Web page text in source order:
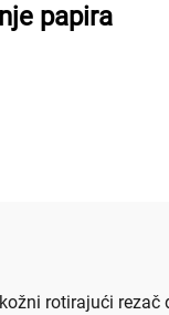
papira
rotirajući